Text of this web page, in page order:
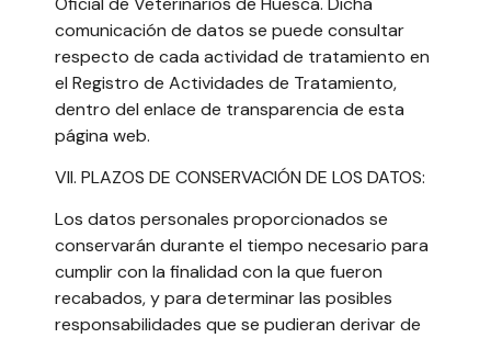
comunicación de datos se puede consultar
respecto de cada actividad de tratamiento en
el Registro de Actividades de Tratamiento,
dentro del enlace de transparencia de esta
página web.
VII. PLAZOS DE CONSERVACIÓN DE LOS DATOS:
Los datos personales proporcionados se
conservarán durante el tiempo necesario para
cumplir con la finalidad con la que fueron
recabados, y para determinar las posibles
responsabilidades que se pudieran derivar de